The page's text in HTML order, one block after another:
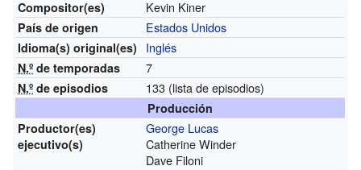
Compositor(es) Kevin Kiner
País de origen Estados Unidos
Idioma(s) original(es) Inglés
N.º de temporadas 7
N.º de episodios 133 (lista de episodios)
Producción
Productor(es)
ejecutivo(s)
George Lucas
Catherine Winder
Dave Filoni